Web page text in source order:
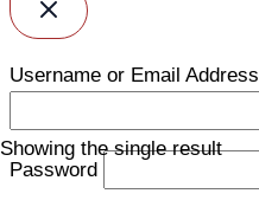
Showing the single result
Username or Email Address
Password